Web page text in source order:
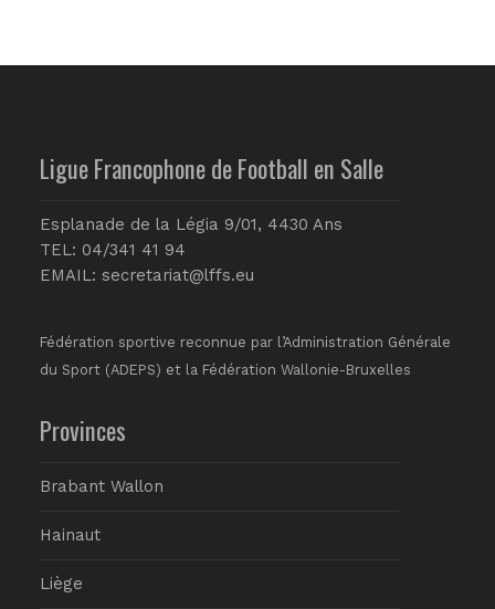
Ligue Francophone de Football en Salle
Esplanade de la Légia 9/01, 4430 Ans
TEL: 04/341 41 94
EMAIL: secretariat@lffs.eu
Fédération sportive reconnue par l’Administration Générale
du Sport (ADEPS) et la Fédération Wallonie-Bruxelles
Provinces
Brabant Wallon
Hainaut
Liège